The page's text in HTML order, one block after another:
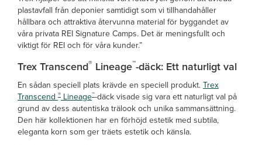
plastavfall från deponier samtidigt som vi tillhandahåller
hållbara och attraktiva återvunna material för byggandet av
våra privata REI Signature Camps. Det är meningsfullt och
viktigt för REI och för våra kunder.”
Trex Transcend® Lineage™-däck: Ett naturligt val
En sådan speciell plats krävde en speciell produkt. Trex
Transcend ® Lineage™-däck visade sig vara ett naturligt val på
grund av dess autentiska trälook och unika sammansättning.
Den här kollektionen har en förhöjd estetik med subtila,
eleganta korn som ger träets estetik och känsla.